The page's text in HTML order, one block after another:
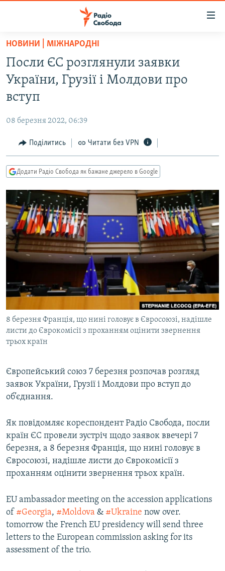
Перейти
основного
матеріалу
Перейти
до
основної
навігації
Перейти
до
пошуку
СТАТТІ
ЕКОНОМІКА
СУСПІЛЬСТВО
УКРАЇНА
СВІТ
РОСІЙСЬКА «ФІЛЬТРАЦІЯ»
ДОНБАС.РЕАЛІЇ
ТИ ЯК?
СХЕМИ
КИТАЙ.ВИКЛИКИ
МУЛЬТИМЕДІА
ФОТО
ПОДКАСТИ
КРИМ РЕАЛІЇ
РУС
УКР
КТАТ
ДОЛУЧАЙСЯ!
Усі сайти RFE/RL
НОВИНИ | МІЖНАРОДНІ
Посли ЄС розглянули заявки
України, Грузії і Молдови про
вступ
08 березня 2022, 06:39
Поділитись Читати без VPN
Додати Радіо Свобода як бажане джерело в Google
8 березня Франція, що нині головує в Євросоюзі, надішле
листи до Єврокомісії з проханням оцінити звернення
трьох країн
Європейський союз 7 березня розпочав розгляд
заявок України, Грузії і Молдови про вступ до
об’єднання.
Як повідомляє кореспондент Радіо Свобода, посли
країн ЄС провели зустріч щодо заявок ввечері 7
березня, а 8 березня Франція, що нині головує в
Євросоюзі, надішле листи до Єврокомісії з
проханням оцінити звернення трьох країн.
EU ambassador meeting on the accession applications
of #Georgia, #Moldova & #Ukraine now over.
tomorrow the French EU presidency will send three
letters to the European commission asking for its
assessment of the trio.